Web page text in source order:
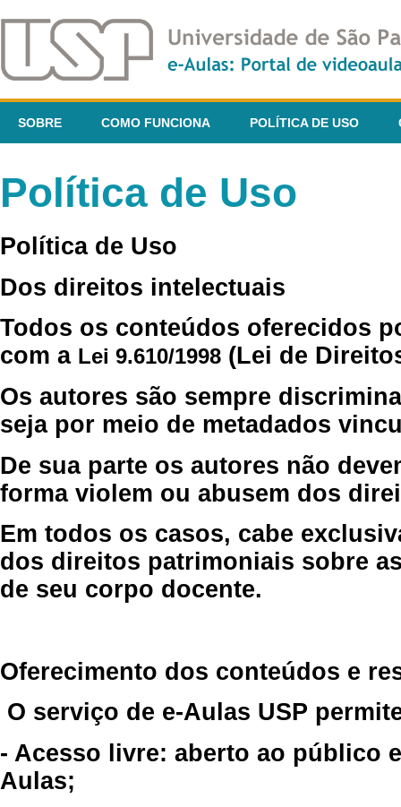
SOBRE COMO FUNCIONA POLÍTICA DE USO
Política de Uso
Política de Uso
Dos direitos intelectuais
Todos os conteúdos oferecidos
com a Lei 9.610/1998 (Lei de
Os autores são sempre
seja por meio de metadados
De sua parte os autores não
forma violem ou abusem dos
Em todos os casos, cabe
dos direitos patrimoniais sobre
de seu corpo docente.
Oferecimento dos conteúdos e
O serviço de e-Aulas USP
- Acesso livre: aberto ao público
Aulas;